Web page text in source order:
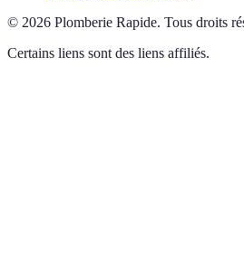
© 2026 Plomberie Rapide. Tous droits
Certains liens sont des liens affiliés.